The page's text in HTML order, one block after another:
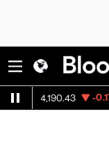
-0.17% ETH/